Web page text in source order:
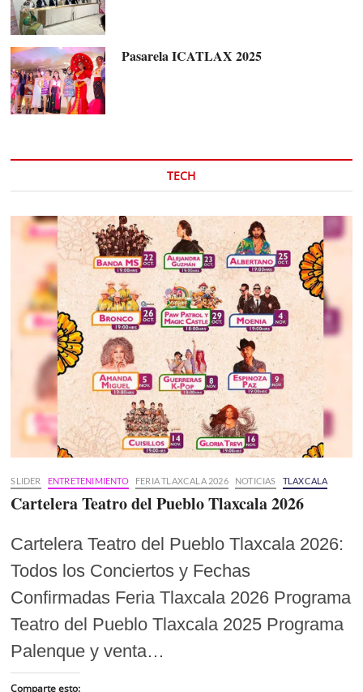
Pasarela ICATLAX 2025
TECH
SLIDER ENTRETENIMIENTO FERIA TLAXCALA 2026 NOTICIAS TLAXCALA
Cartelera Teatro del Pueblo Tlaxcala 2026
Cartelera Teatro del Pueblo Tlaxcala 2026:
Todos los Conciertos y Fechas
Confirmadas Feria Tlaxcala 2026 Programa
Teatro del Pueblo Tlaxcala 2025 Programa
Palenque y venta…
Comparte esto: